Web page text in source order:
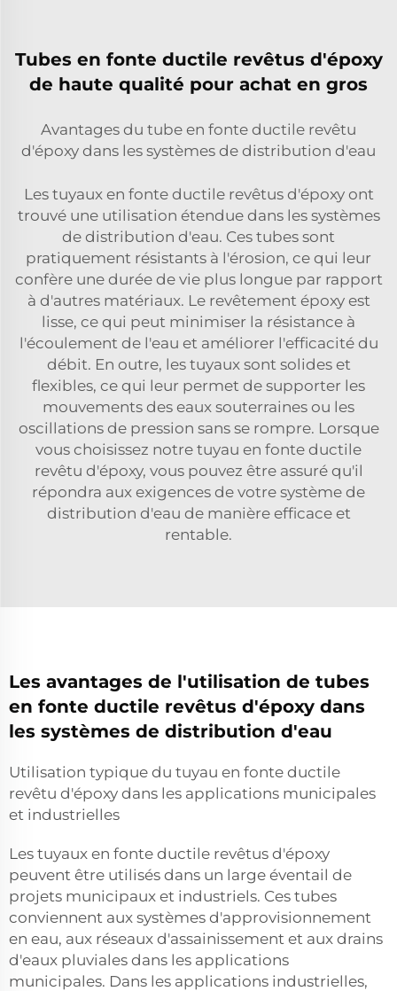
Tubes en fonte ductile revêtus d'époxy
de haute qualité pour achat en gros
Avantages du tube en fonte ductile revêtu
d'époxy dans les systèmes de distribution d'eau
Les tuyaux en fonte ductile revêtus d'époxy ont
trouvé une utilisation étendue dans les systèmes
de distribution d'eau. Ces tubes sont
pratiquement résistants à l'érosion, ce qui leur
confère une durée de vie plus longue par rapport
à d'autres matériaux. Le revêtement époxy est
lisse, ce qui peut minimiser la résistance à
l'écoulement de l'eau et améliorer l'efficacité du
débit. En outre, les tuyaux sont solides et
flexibles, ce qui leur permet de supporter les
mouvements des eaux souterraines ou les
oscillations de pression sans se rompre. Lorsque
vous choisissez notre tuyau en fonte ductile
revêtu d'époxy, vous pouvez être assuré qu'il
répondra aux exigences de votre système de
distribution d'eau de manière efficace et
rentable.
Les avantages de l'utilisation de tubes
en fonte ductile revêtus d'époxy dans
les systèmes de distribution d'eau
Utilisation typique du tuyau en fonte ductile
revêtu d'époxy dans les applications municipales
et industrielles
Les tuyaux en fonte ductile revêtus d'époxy
peuvent être utilisés dans un large éventail de
projets municipaux et industriels. Ces tubes
conviennent aux systèmes d'approvisionnement
en eau, aux réseaux d'assainissement et aux drains
d'eaux pluviales dans les applications
municipales. Dans les applications industrielles,